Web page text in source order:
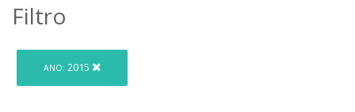
Filtro
ANO: 2015